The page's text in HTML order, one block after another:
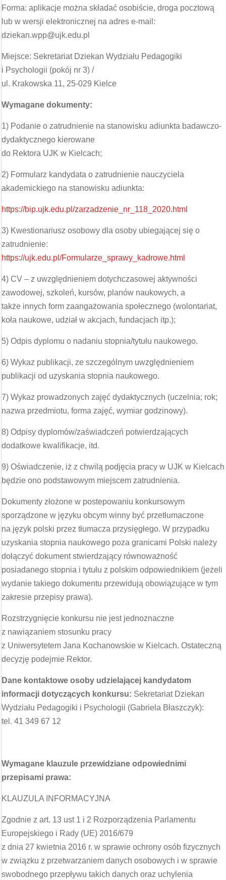
Forma: aplikacje można składać osobiście, droga pocztową
lub w wersji elektronicznej na adres e-mail:
dziekan.wpp@ujk.edu.pl
Miejsce: Sekretariat Dziekan Wydziału Pedagogiki
i Psychologii (pokój nr 3) /
ul. Krakowska 11, 25-029 Kielce
Wymagane dokumenty:
1) Podanie o zatrudnienie na stanowisku adiunkta badawczo-
dydaktycznego kierowane
do Rektora UJK w Kielcach;
2) Formularz kandydata o zatrudnienie nauczyciela
akademickiego na stanowisku adiunkta:
https://bip.ujk.edu.pl/zarzadzenie_nr_118_2020.html
3) Kwestionariusz osobowy dla osoby ubiegającej się o
zatrudnienie:
https://ujk.edu.pl/Formularze_sprawy_kadrowe.html
4) CV – z uwzględnieniem dotychczasowej aktywności
zawodowej, szkoleń, kursów, planów naukowych, a
także innych form zaangażowania społecznego (wolontariat,
koła naukowe, udział w akcjach, fundacjach itp.);
5) Odpis dyplomu o nadaniu stopnia/tytułu naukowego.
6) Wykaz publikacji, ze szczególnym uwzględnieniem
publikacji od uzyskania stopnia naukowego.
7) Wykaz prowadzonych zajęć dydaktycznych (uczelnia; rok;
nazwa przedmiotu, forma zajęć, wymiar godzinowy).
8) Odpisy dyplomów/zaświadczeń potwierdzających
dodatkowe kwalifikacje, itd.
9) Oświadczenie, iż z chwilą podjęcia pracy w UJK w Kielcach
będzie ono podstawowym miejscem zatrudnienia.
Dokumenty złożone w postepowaniu konkursowym
sporządzone w języku obcym winny być przetłumaczone
na język polski przez tłumacza przysięgłego. W przypadku
uzyskania stopnia naukowego poza granicami Polski należy
dołączyć dokument stwierdzający równoważność
posiadanego stopnia i tytułu z polskim odpowiednikiem (jeżeli
wydanie takiego dokumentu przewidują obowiązujące w tym
zakresie przepisy prawa).
Rozstrzygnięcie konkursu nie jest jednoznaczne
z nawiązaniem stosunku pracy
z Uniwersytetem Jana Kochanowskie w Kielcach. Ostateczną
decyzję podejmie Rektor.
Dane kontaktowe osoby udzielającej kandydatom
informacji dotyczących konkursu: Sekretariat Dziekan
Wydziału Pedagogiki i Psychologii (Gabriela Błaszczyk):
tel. 41 349 67 12
Wymagane klauzule przewidziane odpowiednimi
przepisami prawa:
KLAUZULA INFORMACYJNA
Zgodnie z art. 13 ust 1 i 2 Rozporządzenia Parlamentu
Europejskiego i Rady (UE) 2016/679
z dnia 27 kwietnia 2016 r. w sprawie ochrony osób fizycznych
w związku z przetwarzaniem danych osobowych i w sprawie
swobodnego przepływu takich danych oraz uchylenia